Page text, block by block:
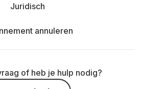
Juridisch
annuleren
of heb je hulp nodig?